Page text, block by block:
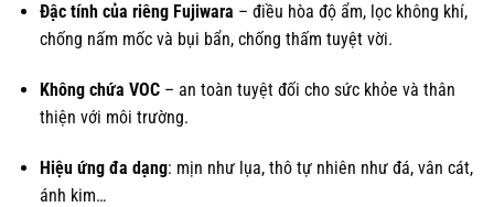
Đậc tính của riêng Fujiwara – điều hòa độ ẩm, lọc không khí,
chống nấm mốc và bụi bẩn, chống thấm tuyệt vời.
Không chứa VOC– an toàn tuyệt đối cho sức khỏe và thân
thiện với môi trường.
Hiệu ứng đa dạng: mịn như lụa, thô tự nhiên như đá, vân cát,
ánh kim…